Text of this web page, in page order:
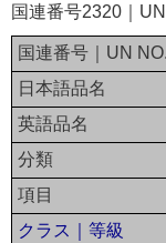
国連番号2320｜
国連番号｜UN NO.
日本語品名
英語品名
分類
項目
クラス｜等級